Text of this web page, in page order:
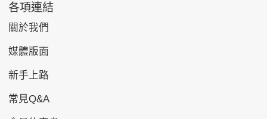
各項連結
關於我們
媒體版面
新手上路
常見Q&A